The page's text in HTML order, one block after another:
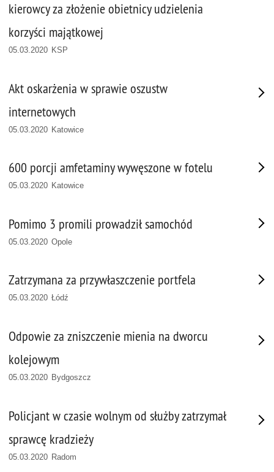
kierowcy za złożenie obietnicy udzielenia
korzyści majątkowej
05.03.2020 KSP
Akt oskarżenia w sprawie oszustw
internetowych
05.03.2020 Katowice
600 porcji amfetaminy wywęszone w fotelu
05.03.2020 Katowice
Pomimo 3 promili prowadził samochód
05.03.2020 Opole
Zatrzymana za przywłaszczenie portfela
05.03.2020 Łódź
Odpowie za zniszczenie mienia na dworcu
kolejowym
05.03.2020 Bydgoszcz
Policjant w czasie wolnym od służby zatrzymał
sprawcę kradzieży
05.03.2020 Radom